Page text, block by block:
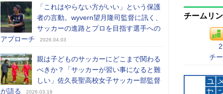
「これはやらない方がいい」という保護
者の言動。wyvern望月隆司監督に訊く、
サッカーの進路とプロを目指す選手への
アプローチ
2026.04.03
親は子どものサッカーにどこまで関わる
べきか？「サッカーが習い事になると難
しい」佐久長聖高校女子サッカー部監督
が語る
2026.03.18
チームリ
チ